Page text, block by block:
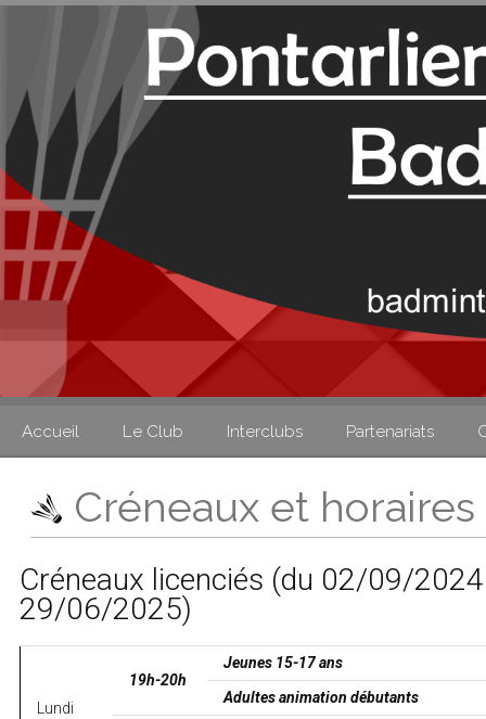
Accueil Le Club Interclubs Partenariats
Créneaux et horaires
Créneaux licenciés (du 02/09/
29/06/2025)
Lundi
19h-20h
Jeunes 15-17 ans
Adultes animation débutants